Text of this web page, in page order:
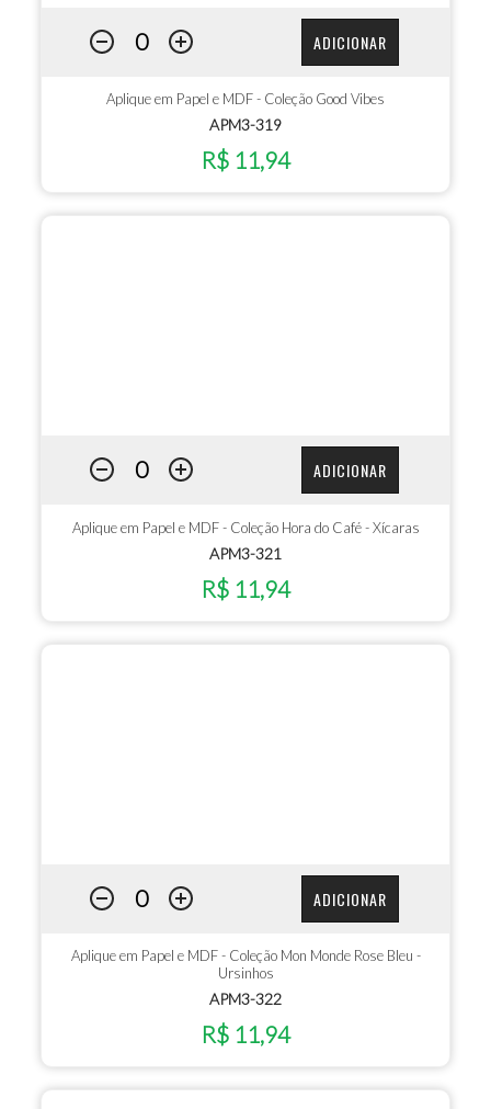
ADICIONAR
Aplique em Papel e MDF - Coleção Good Vibes
APM3-319
R$ 11,94
ADICIONAR
Aplique em Papel e MDF - Coleção Hora do Café - Xícaras
APM3-321
R$ 11,94
ADICIONAR
Aplique em Papel e MDF - Coleção Mon Monde Rose Bleu -
Ursinhos
APM3-322
R$ 11,94